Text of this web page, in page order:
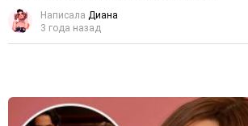
Написала Диана
3 года назад